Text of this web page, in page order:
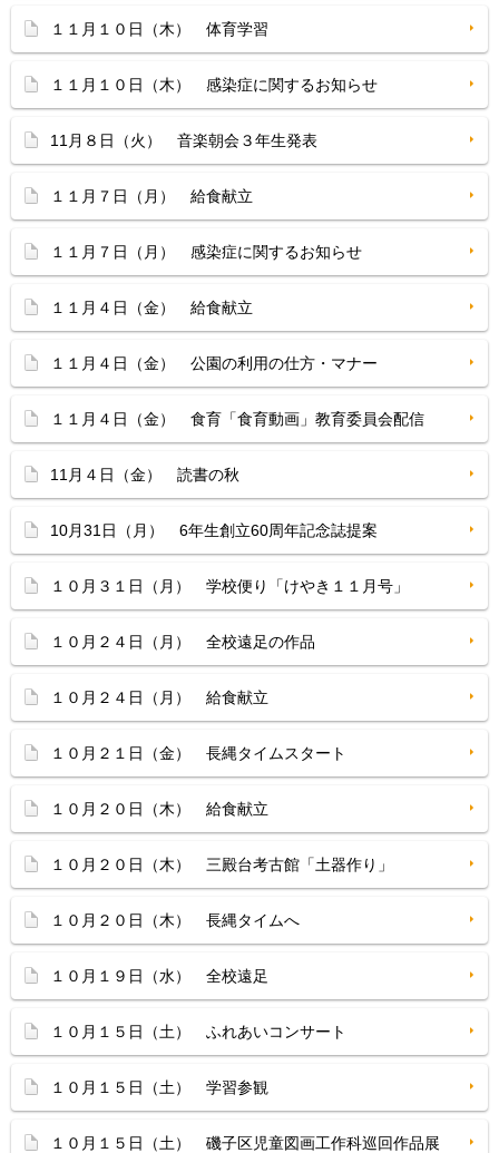
１１月１０日（木） 体育学習
１１月１０日（木） 感染症に関するお知らせ
11月８日（火） 音楽朝会３年生発表
１１月７日（月） 給食献立
１１月７日（月） 感染症に関するお知らせ
１１月４日（金） 給食献立
１１月４日（金） 公園の利用の仕方・マナー
１１月４日（金） 食育「食育動画」教育委員会配信
11月４日（金） 読書の秋
10月31日（月） 6年生創立60周年記念誌提案
１０月３１日（月） 学校便り「けやき１１月号」
１０月２４日（月） 全校遠足の作品
１０月２４日（月） 給食献立
１０月２１日（金） 長縄タイムスタート
１０月２０日（木） 給食献立
１０月２０日（木） 三殿台考古館「土器作り」
１０月２０日（木） 長縄タイムへ
１０月１９日（水） 全校遠足
１０月１５日（土） ふれあいコンサート
１０月１５日（土） 学習参観
１０月１５日（土） 磯子区児童図画工作科巡回作品展